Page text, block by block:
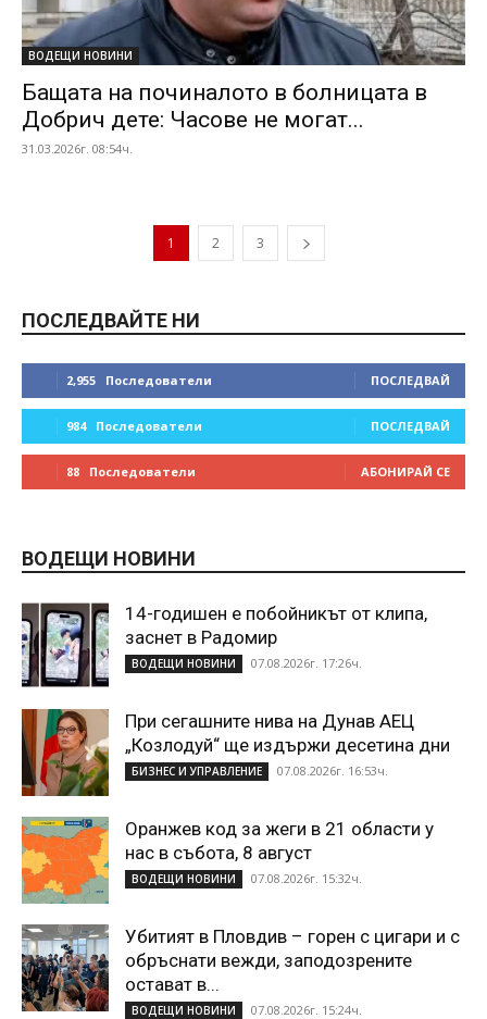
ВОДЕЩИ НОВИНИ
Бащата на починалото в болницата в
Добрич дете: Часове не могат...
31.03.2026г. 08:54ч.
1 2 3
ПОСЛЕДВАЙТЕ НИ
2,955 Последователи ПОСЛЕДВАЙ
984 Последователи ПОСЛЕДВАЙ
88 Последователи АБОНИРАЙ СЕ
ВОДЕЩИ НОВИНИ
14-годишен е побойникът от клипа,
заснет в Радомир
ВОДЕЩИ НОВИНИ 07.08.2026г. 17:26ч.
При сегашните нива на Дунав АЕЦ
„Козлодуй“ ще издържи десетина дни
БИЗНЕС И УПРАВЛЕНИЕ 07.08.2026г. 16:53ч.
Оранжев код за жеги в 21 области у
нас в събота, 8 август
ВОДЕЩИ НОВИНИ 07.08.2026г. 15:32ч.
Убитият в Пловдив – горен с цигари и с
обръснати вежди, заподозрените
остават в...
ВОДЕЩИ НОВИНИ 07.08.2026г. 15:24ч.